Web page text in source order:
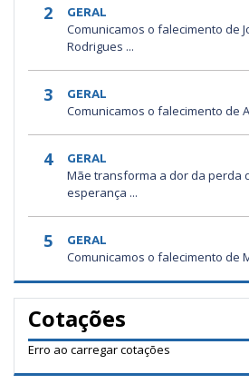
2 GERAL
Comunicamos o falecimento de
Rodrigues ...
3 GERAL
Comunicamos o falecimento de
4 GERAL
Mãe transforma a dor da perda
esperança ...
5 GERAL
Comunicamos o falecimento de
Cotações
Erro ao carregar cotações